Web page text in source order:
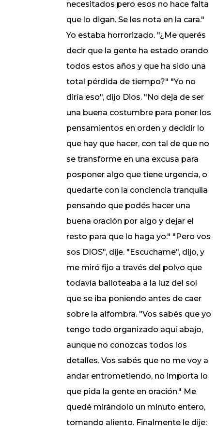
necesitados pero esos no hace falta
que lo digan. Se les nota en la cara."
Yo estaba horrorizado. "¿Me querés
decir que la gente ha estado orando
todos estos años y que ha sido una
total pérdida de tiempo?" "Yo no
diría eso", dijo Dios. "No deja de ser
una buena costumbre para poner los
pensamientos en orden y decidir lo
que hay que hacer, con tal de que no
se transforme en una excusa para
posponer algo que tiene urgencia, o
quedarte con la conciencia tranquila
pensando que podés hacer una
buena oración por algo y dejar el
resto para que lo haga yo." "Pero vos
sos DIOS", dije. "Escuchame", dijo, y
me miró fijo a través del polvo que
todavía bailoteaba a la luz del sol
que se iba poniendo antes de caer
sobre la alfombra. "Vos sabés que yo
tengo todo organizado aquí abajo,
aunque no conozcas todos los
detalles. Vos sabés que no me voy a
andar entrometiendo, no importa lo
que pida la gente en oración." Me
quedé mirándolo un minuto entero,
tomando aliento. Finalmente le dije: